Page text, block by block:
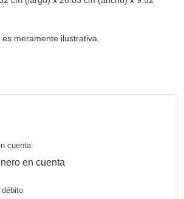
meramente ilustrativa.
cuenta